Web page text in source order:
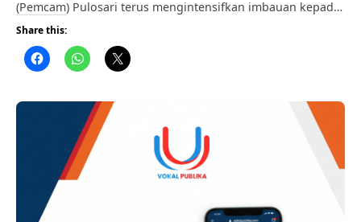
(Pemcam) Pulosari terus mengintensifkan imbauan kepada
masyarakat guna menyukseskan Pemilihan Kepala Desa
(Pilkades) Serentak 2026. ADVERTISEMENT Melalui langkah
sosialisasi ini, Pemcam Pulosari menegaskan komitmennya
dalam mengawal jalannya pesta demokrasi di tingkat desa
Berdasarkan publikasi resmi yang disampaikan Pemcam
Pulosari, pihak kecamatan mengajak seluruh …
Share this: